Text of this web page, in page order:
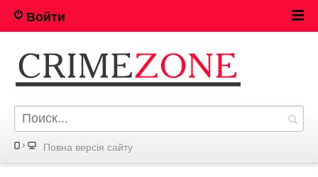
Войти
Повна версія сайту